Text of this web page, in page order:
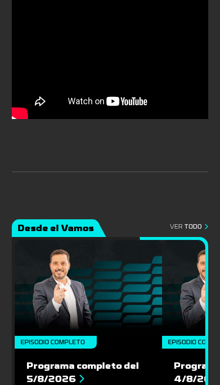
Desde el Vamos VER TODO
EPISODIO COMPLETO
Programa completo del
5/8/2026
EPISODIO
4/8/